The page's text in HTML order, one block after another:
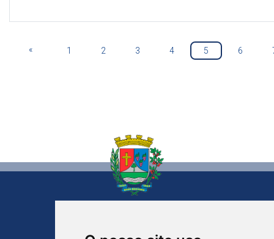
« 1 2 3 4 5 6